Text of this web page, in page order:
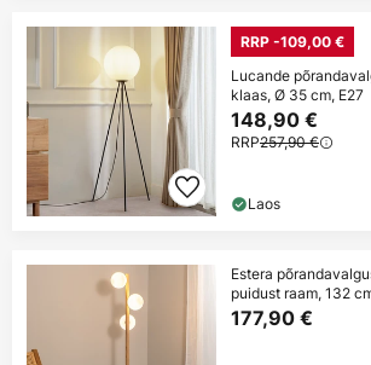
RRP -109,00 €
Lucande
klaas, Ø 35 cm, E27
148,90 €
RRP257,90 €
Laos
Estera
puidust raam, 132
177,90 €